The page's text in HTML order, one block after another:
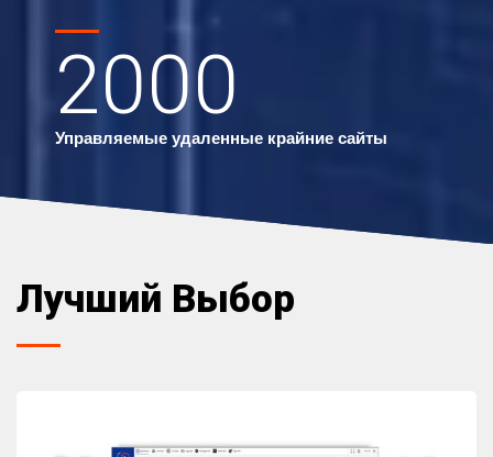
2000
Управляемые удаленные крайние сайты
Лучший Выбор